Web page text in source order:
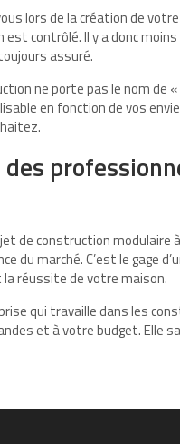
lors de la création de
contrôlé. Il y a donc
assuré.
ne porte pas le nom de
en fonction de vos
de construction modulaire
du marché. C’est le gage
réussite de votre maison.
qui travaille dans les
et à votre budget. Elle